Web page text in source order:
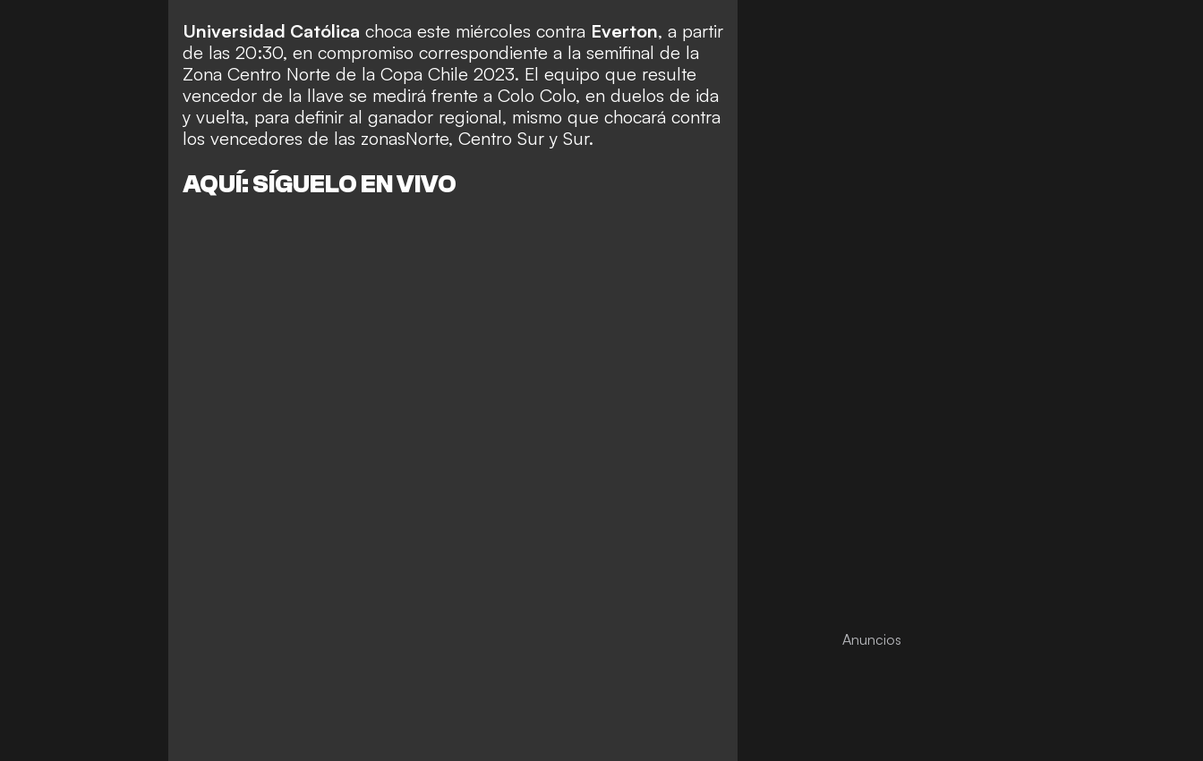
Universidad Católica choca este miércoles contra Everton, a partir
de las 20:30, en compromiso correspondiente a la semifinal de la
Zona Centro Norte de la Copa Chile 2023. El equipo que resulte
vencedor de la llave se medirá frente a Colo Colo, en duelos de ida
y vuelta, para definir al ganador regional, mismo que chocará contra
los vencedores de las zonasNorte, Centro Sur y Sur.
AQUÍ: SÍGUELO EN VIVO